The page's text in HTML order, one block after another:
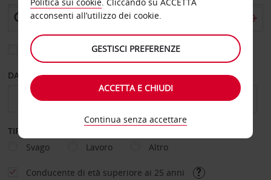
Scegli una località di riconsegna diversa
DAL GIORNO AL GIORNO
TIPOLOGIA DI NOLEGGIO
Svago
Lavoro Altro
Conducente di età superiore ai 25 anni
acconsenti all’utilizzo dei cookie.
GESTISCI PREFERENZE
ACCETTA E CHIUDI
Continua senza accettare